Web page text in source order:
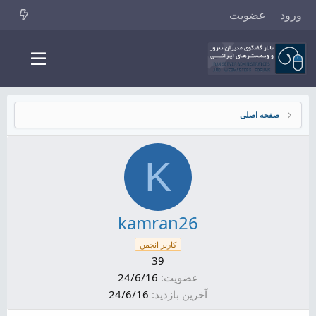
ورود عضویت
صفحه اصلی
K
kamran26
کاربر انجمن
39
عضویت 24/6/16
آخرین بازدید 24/6/16